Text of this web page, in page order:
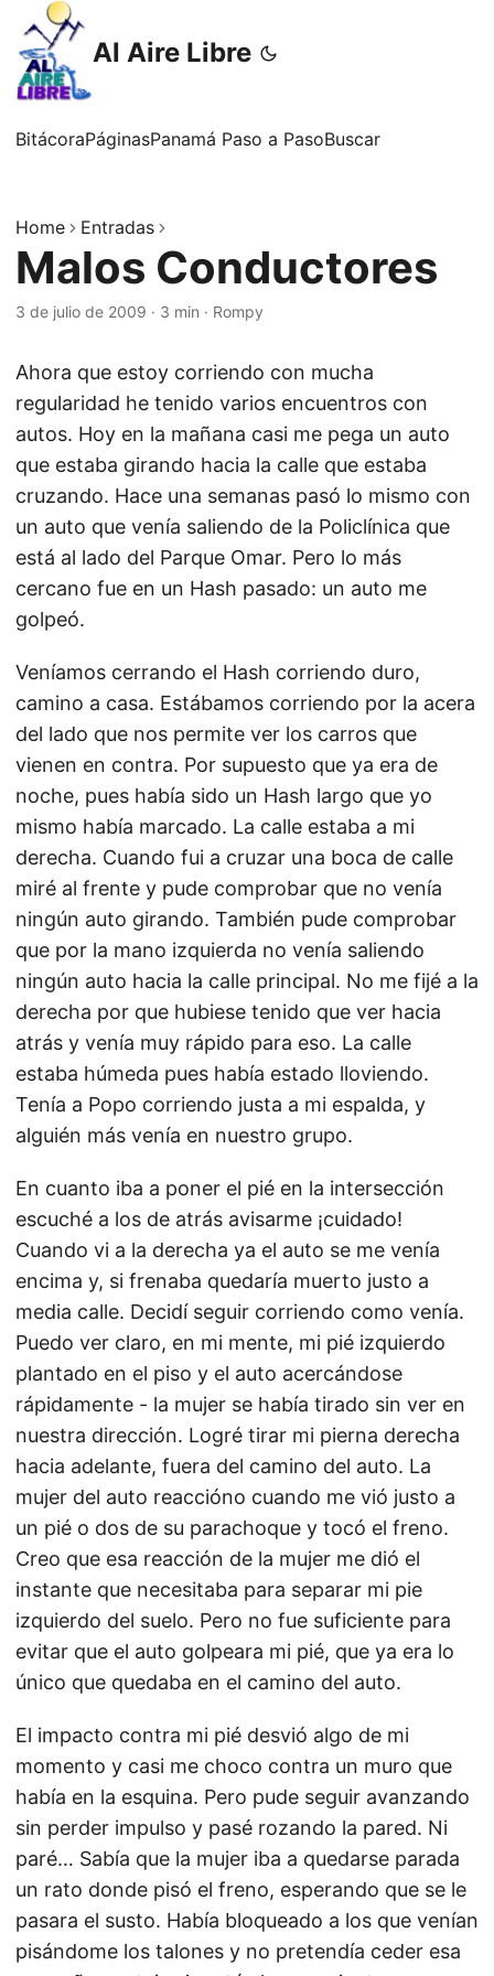
Al Aire Libre
BitácoraPáginasPanamá Paso a PasoBuscar
Home Entradas
Malos Conductores
3 de julio de 2009 · 3 min · Rompy
Ahora que estoy corriendo con mucha
regularidad he tenido varios encuentros con
autos. Hoy en la mañana casi me pega un auto
que estaba girando hacia la calle que estaba
cruzando. Hace una semanas pasó lo mismo con
un auto que venía saliendo de la Policlínica que
está al lado del Parque Omar. Pero lo más
cercano fue en un Hash pasado: un auto me
golpeó.
Veníamos cerrando el Hash corriendo duro,
camino a casa. Estábamos corriendo por la acera
del lado que nos permite ver los carros que
vienen en contra. Por supuesto que ya era de
noche, pues había sido un Hash largo que yo
mismo había marcado. La calle estaba a mi
derecha. Cuando fui a cruzar una boca de calle
miré al frente y pude comprobar que no venía
ningún auto girando. También pude comprobar
que por la mano izquierda no venía saliendo
ningún auto hacia la calle principal. No me fijé a la
derecha por que hubiese tenido que ver hacia
atrás y venía muy rápido para eso. La calle
estaba húmeda pues había estado lloviendo.
Tenía a Popo corriendo justa a mi espalda, y
alguién más venía en nuestro grupo.
En cuanto iba a poner el pié en la intersección
escuché a los de atrás avisarme ¡cuidado!
Cuando vi a la derecha ya el auto se me venía
encima y, si frenaba quedaría muerto justo a
media calle. Decidí seguir corriendo como venía.
Puedo ver claro, en mi mente, mi pié izquierdo
plantado en el piso y el auto acercándose
rápidamente - la mujer se había tirado sin ver en
nuestra dirección. Logré tirar mi pierna derecha
hacia adelante, fuera del camino del auto. La
mujer del auto reaccióno cuando me vió justo a
un pié o dos de su parachoque y tocó el freno.
Creo que esa reacción de la mujer me dió el
instante que necesitaba para separar mi pie
izquierdo del suelo. Pero no fue suficiente para
evitar que el auto golpeara mi pié, que ya era lo
único que quedaba en el camino del auto.
El impacto contra mi pié desvió algo de mi
momento y casi me choco contra un muro que
había en la esquina. Pero pude seguir avanzando
sin perder impulso y pasé rozando la pared. Ni
paré… Sabía que la mujer iba a quedarse parada
un rato donde pisó el freno, esperando que se le
pasara el susto. Había bloqueado a los que venían
pisándome los talones y no pretendía ceder esa